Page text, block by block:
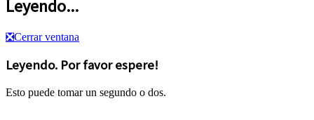
Leyendo...
❎Cerrar ventana
Leyendo. Por favor espere!
Esto puede tomar un segundo o dos.